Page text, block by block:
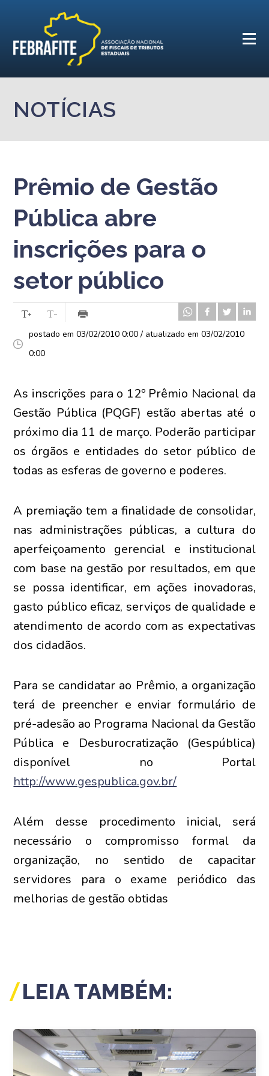
NOTÍCIAS
Prêmio de Gestão
Pública abre
inscrições para o
setor público
postado em 03/02/2010 0:00 / atualizado em 03/02/2010
0:00
As inscrições para o 12º Prêmio Nacional da
Gestão Pública (PQGF) estão abertas até o
próximo dia 11 de março. Poderão participar
os órgãos e entidades do setor público de
todas as esferas de governo e poderes.
A premiação tem a finalidade de consolidar,
nas administrações públicas, a cultura do
aperfeiçoamento gerencial e institucional
com base na gestão por resultados, em que
se possa identificar, em ações inovadoras,
gasto público eficaz, serviços de qualidade e
atendimento de acordo com as expectativas
dos cidadãos.
Para se candidatar ao Prêmio, a organização
terá de preencher e enviar formulário de
pré-adesão ao Programa Nacional da Gestão
Pública e Desburocratização (Gespública)
disponível no Portal
http://www.gespublica.gov.br/
Além desse procedimento inicial, será
necessário o compromisso formal da
organização, no sentido de capacitar
servidores para o exame periódico das
melhorias de gestão obtidas
LEIA TAMBÉM: